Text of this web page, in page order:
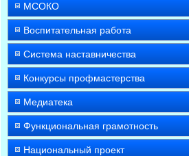
МСОКО
Воспитательная работа
Система наставничества
Конкурсы профмастерства
Медиатека
Функциональная грамотность
Национальный проект